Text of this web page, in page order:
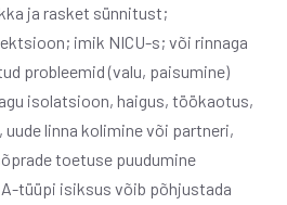
ja rasket sünnitust;
imik NICU-s; või rinnaga
probleemid (valu, paisumine)
isolatsioon, haigus, töökaotus,
uude linna kolimine või partneri,
toetuse puudumine
A-tüüpi isiksus võib põhjustada